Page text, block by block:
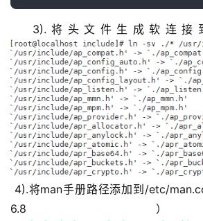
3).将头文件生成软连接
4).将man手册路径添加到/etc/
6.8